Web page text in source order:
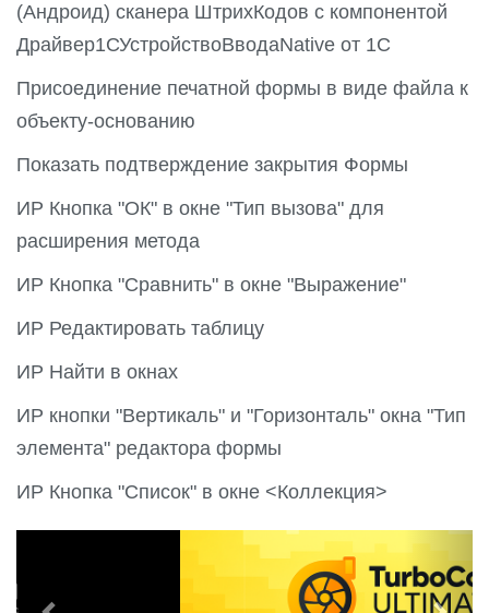
(Андроид) сканера ШтрихКодов с компонентой
Драйвер1СУстройствоВводаNative от 1С
Присоединение печатной формы в виде файла к
объекту-основанию
Показать подтверждение закрытия Формы
ИР Кнопка "ОК" в окне "Тип вызова" для
расширения метода
ИР Кнопка "Сравнить" в окне "Выражение"
ИР Редактировать таблицу
ИР Найти в окнах
ИР кнопки "Вертикаль" и "Горизонталь" окна "Тип
элемента" редактора формы
ИР Кнопка "Список" в окне <Коллекция>
e
e
x